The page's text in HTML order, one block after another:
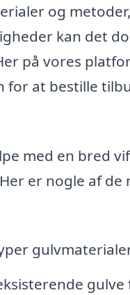
og
kan det
på vores
at bestille
med en bred
er nogle af de